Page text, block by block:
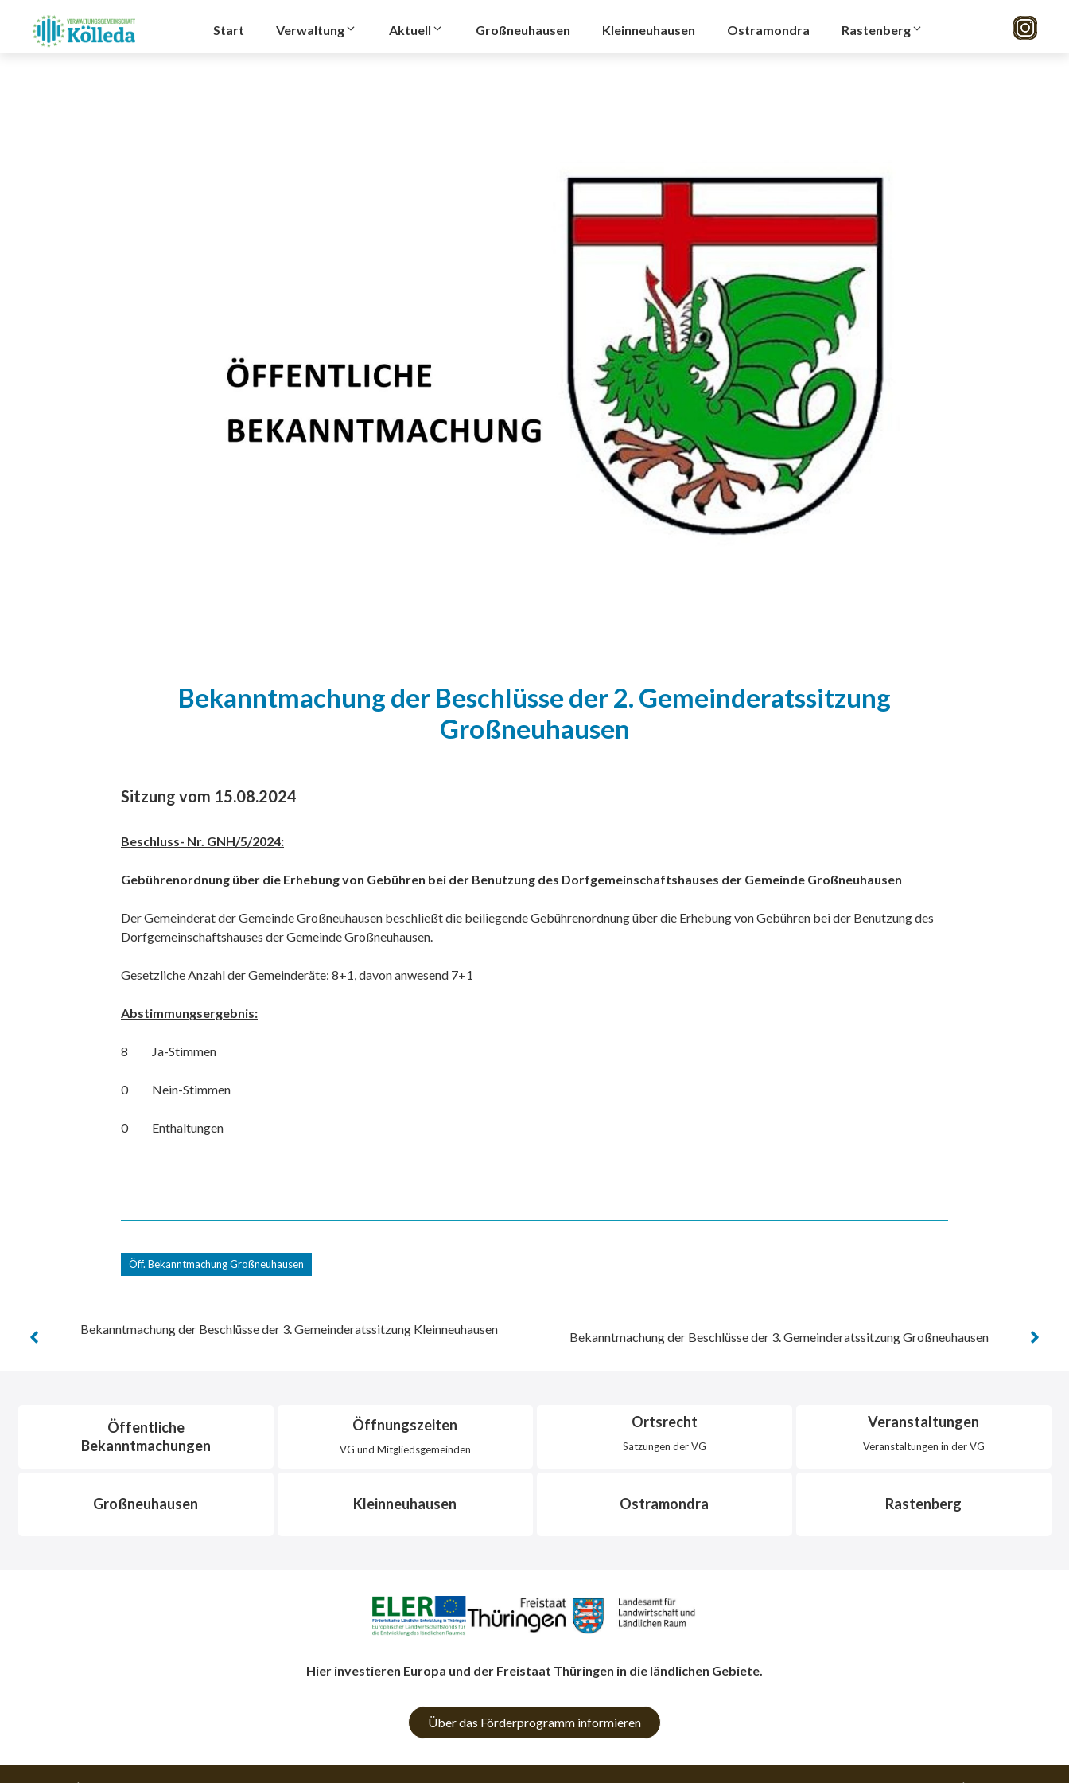
springen
Start Verwaltung Aktuell Großneuhausen Kleinneuhausen Ostramondra Rastenberg
Bekanntmachung der Beschlüsse der 2. Gemeinderatssitzung
Großneuhausen
Sitzung vom 15.08.2024
Beschluss- Nr. GNH/5/2024:
Gebührenordnung über die Erhebung von Gebühren bei der Benutzung des Dorfgemeinschaftshauses der Gemeinde Großneuhausen
Der Gemeinderat der Gemeinde Großneuhausen beschließt die beiliegende Gebührenordnung über die Erhebung von Gebühren bei der Benutzung des
Dorfgemeinschaftshauses der Gemeinde Großneuhausen.
Gesetzliche Anzahl der Gemeinderäte: 8+1, davon anwesend 7+1
Abstimmungsergebnis:
8 Ja-Stimmen
0 Nein-Stimmen
0 Enthaltungen
Öff. Bekanntmachung Großneuhausen
Bekanntmachung der Beschlüsse der 3. Gemeinderatssitzung Kleinneuhausen
Bekanntmachung der Beschlüsse der 3. Gemeinderatssitzung Großneuhausen
Öffentliche
Bekanntmachungen
Öffnungszeiten
VG und Mitgliedsgemeinden
Ortsrecht
Satzungen der VG
Veranstaltungen
Veranstaltungen in der VG
Großneuhausen Kleinneuhausen Ostramondra Rastenberg
Hier investieren Europa und der Freistaat Thüringen in die ländlichen Gebiete.
Über das Förderprogramm informieren